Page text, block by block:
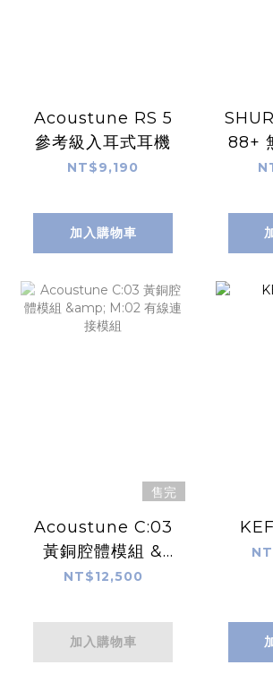
Acoustune RS 5
參考級入耳式耳機
NT$9,190
加入購物車
88+
售完
Acoustune C:03
黃銅腔體模組 &
M:02 有線連接模組
NT$12,500
加入購物車